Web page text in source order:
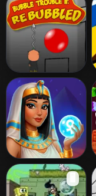
Bubble Trouble
2: Rebubbled
Bubble Shooter
Wonders of
Egypt